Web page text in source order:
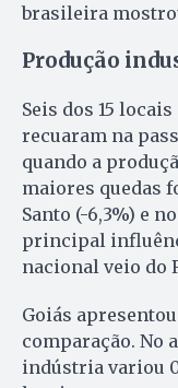
brasileira
Produção
Seis dos 15
recuaram na
quando a
maiores quedas
Santo (-6,3%) e
principal
nacional veio do
Goiás apresentou
comparação. No
indústria variou